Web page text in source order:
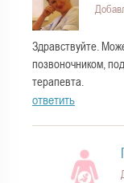
Здравствуйте.
позвоночником,
терапевта.
ответить